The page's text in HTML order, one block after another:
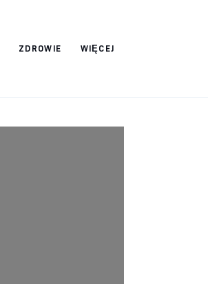
ZDROWIE WIĘCEJ